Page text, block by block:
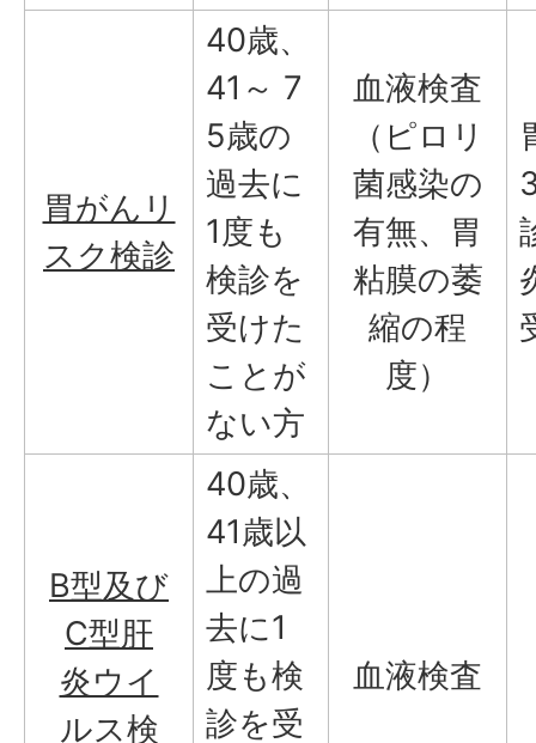
胃がんリ
スク検診
40歳、
41～ 7
5歳の
過去に
1度も
検診を
受けた
ことが
ない方
血液検査
（ピロリ
菌感染の
有無、胃
粘膜の萎
縮の程
度）
B型及び
C型肝
炎ウイ
ルス検
40歳、
41歳以
上の過
去に1
度も検
診を受
血液検査